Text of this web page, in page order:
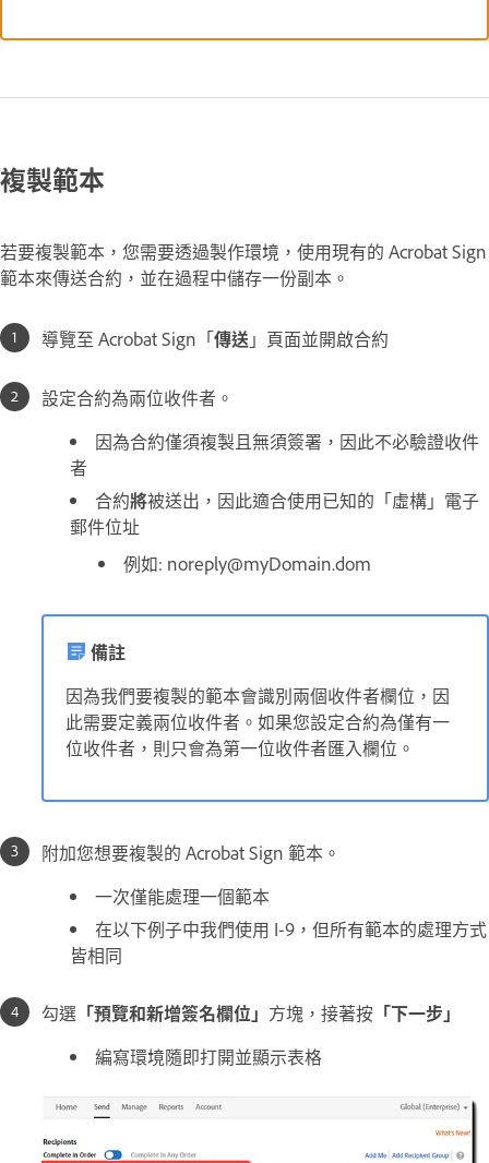
複製範本
若要複製範本，您需要透過製作環境，使用現有的 Acrobat Sign
範本來傳送合約，並在過程中儲存一份副本。
導覽至 Acrobat Sign「傳送」頁面並開啟合約
設定合約為兩位收件者。
因為合約僅須複製且無須簽署，因此不必驗證收件
者
合約將被送出，因此適合使用已知的「虛構」電子
郵件位址
例如: noreply@myDomain.dom
備註
因為我們要複製的範本會識別兩個收件者欄位，因
此需要定義兩位收件者。如果您設定合約為僅有一
位收件者，則只會為第一位收件者匯入欄位。
附加您想要複製的 Acrobat Sign 範本。
一次僅能處理一個範本
在以下例子中我們使用 I-9，但所有範本的處理方式
皆相同
勾選 「預覽和新增簽名欄位」 方塊，接著按 「下一步」
編寫環境隨即打開並顯示表格